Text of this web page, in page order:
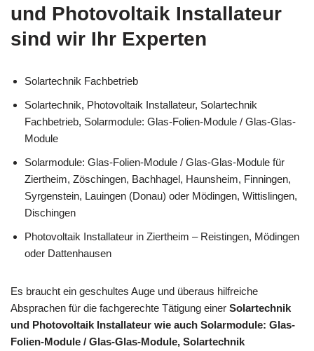
und Photovoltaik Installateur
sind wir Ihr Experten
Solartechnik Fachbetrieb
Solartechnik, Photovoltaik Installateur, Solartechnik
Fachbetrieb, Solarmodule: Glas-Folien-Module / Glas-Glas-
Module
Solarmodule: Glas-Folien-Module / Glas-Glas-Module für
Ziertheim, Zöschingen, Bachhagel, Haunsheim, Finningen,
Syrgenstein, Lauingen (Donau) oder Mödingen, Wittislingen,
Dischingen
Photovoltaik Installateur in Ziertheim – Reistingen, Mödingen
oder Dattenhausen
Es braucht ein geschultes Auge und überaus hilfreiche
Absprachen für die fachgerechte Tätigung einer Solartechnik
und Photovoltaik Installateur wie auch Solarmodule: Glas-
Folien-Module / Glas-Glas-Module, Solartechnik